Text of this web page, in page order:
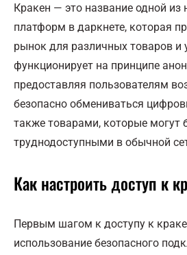
Кракен — это название одной из
платформ в даркнете, которая
рынок для различных товаров и
функционирует на принципе
предоставляя пользователям
безопасно обмениваться
также товарами, которые могут
труднодоступными в обычной
Как настроить доступ к
Первым шагом к доступу к
использование безопасного